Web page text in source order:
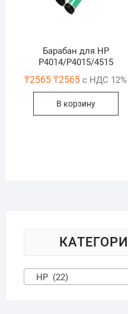
Барабан для НР
P4014/P4015/4515
₸2565 ₸2565 с НДС 12%
В корзину
HP (22)